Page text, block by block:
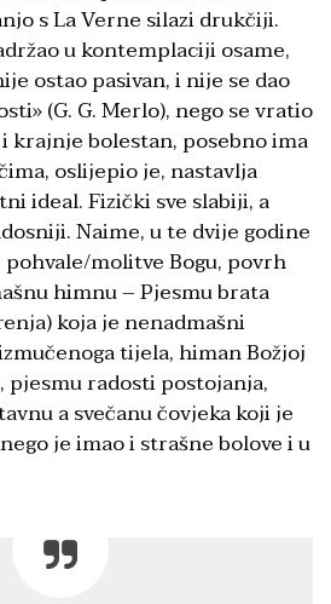
s La Verne silazi drukčiji.
u kontemplaciji osame,
ostao pasivan, i nije se dao
(G. G. Merlo), nego se vratio
krajnje bolestan, posebno ima
oslijepio je, nastavlja
ideal. Fizički sve slabiji, a
Naime, u te dvije godine
molitve Bogu, povrh
himnu – Pjesmu brata
koja je nenadmašni
tijela, himan Božjoj
radosti postojanja,
a svečanu čovjeka koji je
je imao i strašne bolove i u